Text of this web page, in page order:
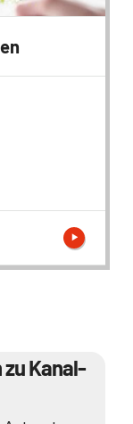
zu Kanal-